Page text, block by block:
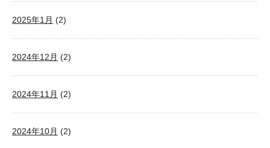
2025年1月 (2)
2024年12月 (2)
2024年11月 (2)
2024年10月 (2)